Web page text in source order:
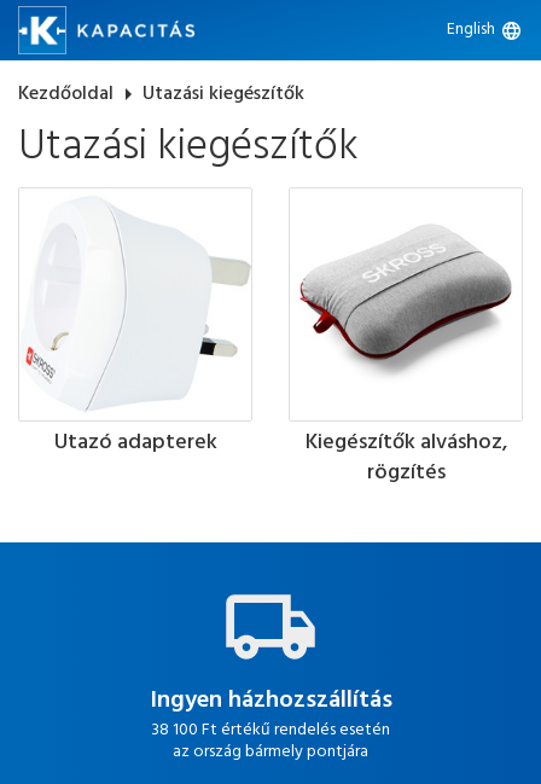
English language
Kezdőoldal arrow_right Utazási kiegészítők
Utazási kiegészítők
Utazó adapterek
Kiegészítők alváshoz,
rögzítés
Ingyen házhozszállítás
38 100 Ft értékű rendelés esetén
az ország bármely pontjára